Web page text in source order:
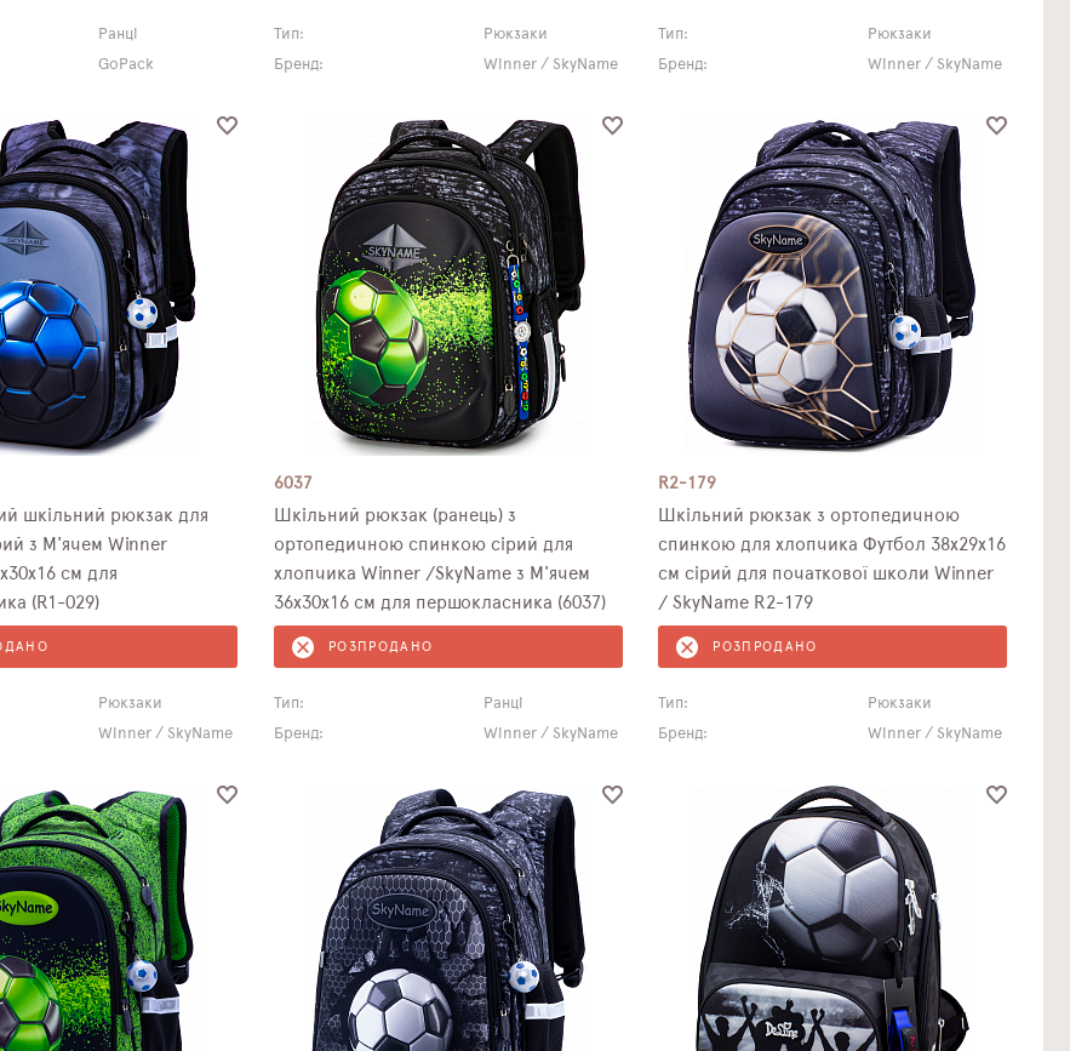
Ранці
GoPack
Тип:
Рюкзаки
Бренд:
Winner / SkyName
Тип:
Рюкзаки
Бренд:
Winner / SkyName
шкільний рюкзак для
з М'ячем Winner
см для
(R1-029)
Рюкзаки
Winner / SkyName
6037
Шкільний рюкзак (ранець) з
ортопедичною спинкою сірий для
хлопчика Winner /SkyName з М'ячем
36х30х16 см для першокласника (6037)
РОЗПРОДАНО
Тип:
Ранці
Бренд:
Winner / SkyName
R2-179
Шкільний рюкзак з ортопедичною
спинкою для хлопчика Футбол 38х29х16
см сірий для початкової школи Winner
/ SkyName R2-179
РОЗПРОДАНО
Тип:
Рюкзаки
Бренд:
Winner / SkyName